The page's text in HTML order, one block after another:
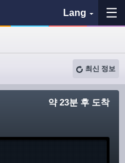
Lang
즐겨찾기
이력
버스 정류장 검색
최신 정보
약 23분 후 도착